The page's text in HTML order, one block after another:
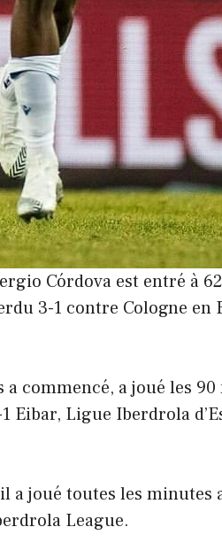
Córdova est entré à
3-1 contre Cologne en
a commencé, a joué les
Eibar, Ligue Iberdrola
a joué toutes les minutes
League.